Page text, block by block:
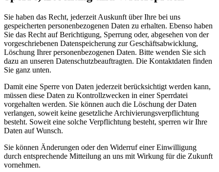
Sie haben das Recht, jederzeit Auskunft über Ihre bei uns
gespeicherten personenbezogenen Daten zu erhalten. Ebenso haben
Sie das Recht auf Berichtigung, Sperrung oder, abgesehen von der
vorgeschriebenen Datenspeicherung zur Geschäftsabwicklung,
Löschung Ihrer personenbezogenen Daten. Bitte wenden Sie sich
dazu an unseren Datenschutzbeauftragten. Die Kontaktdaten finden
Sie ganz unten.
Damit eine Sperre von Daten jederzeit berücksichtigt werden kann,
müssen diese Daten zu Kontrollzwecken in einer Sperrdatei
vorgehalten werden. Sie können auch die Löschung der Daten
verlangen, soweit keine gesetzliche Archivierungsverpflichtung
besteht. Soweit eine solche Verpflichtung besteht, sperren wir Ihre
Daten auf Wunsch.
Sie können Änderungen oder den Widerruf einer Einwilligung
durch entsprechende Mitteilung an uns mit Wirkung für die Zukunft
vornehmen.